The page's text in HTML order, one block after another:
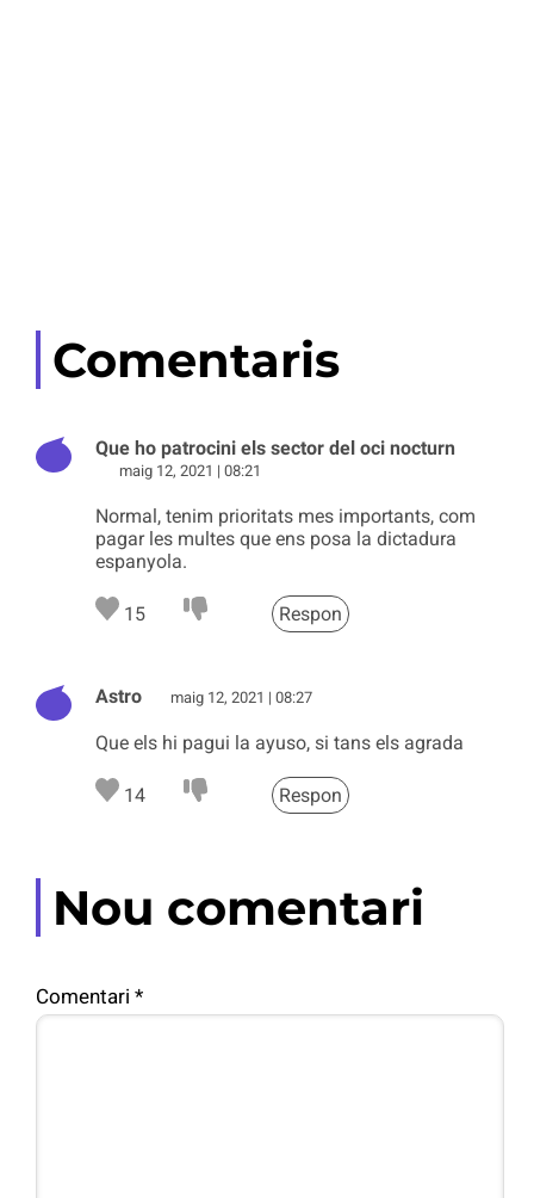
Comentaris
Que ho patrocini els sector del oci nocturn
maig 12, 2021 | 08:21
Normal, tenim prioritats mes importants, com
pagar les multes que ens posa la dictadura
espanyola.
15 Respon
Astro maig 12, 2021 | 08:27
Que els hi pagui la ayuso, si tans els agrada
14 Respon
Nou comentari
Comentari *